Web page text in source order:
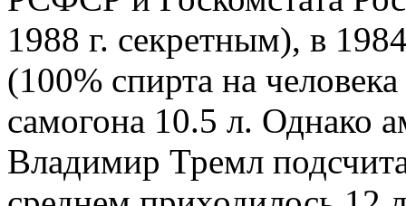
1988 г. секретным), в
(100% спирта на
самогона 10.5 л. Однако
Владимир Тремл